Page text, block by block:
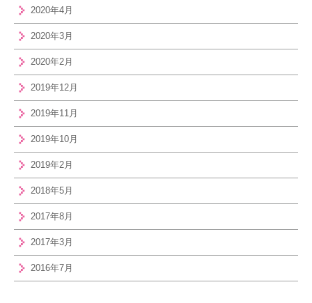
2020年4月
2020年3月
2020年2月
2019年12月
2019年11月
2019年10月
2019年2月
2018年5月
2017年8月
2017年3月
2016年7月